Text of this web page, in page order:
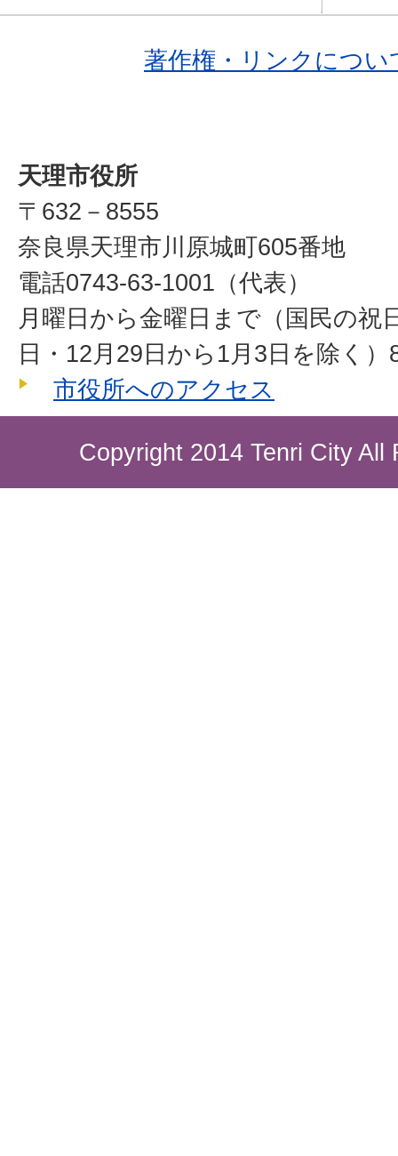
著作権・リンクについ
天理市役所
〒632－8555
奈良県天理市川原城町605番地
電話0743-63-1001（代表）
月曜日から金曜日まで（国民の祝
日・12月29日から1月3日を除く
市役所へのアクセス
Copyright 2014 Tenri City All